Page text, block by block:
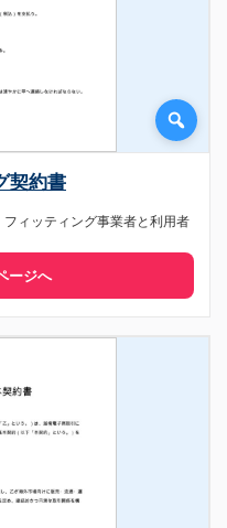
契約書
ィッティング事業者と利用者
ージへ